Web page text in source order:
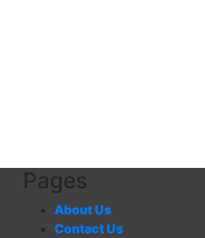
Pages
About Us
Contact Us